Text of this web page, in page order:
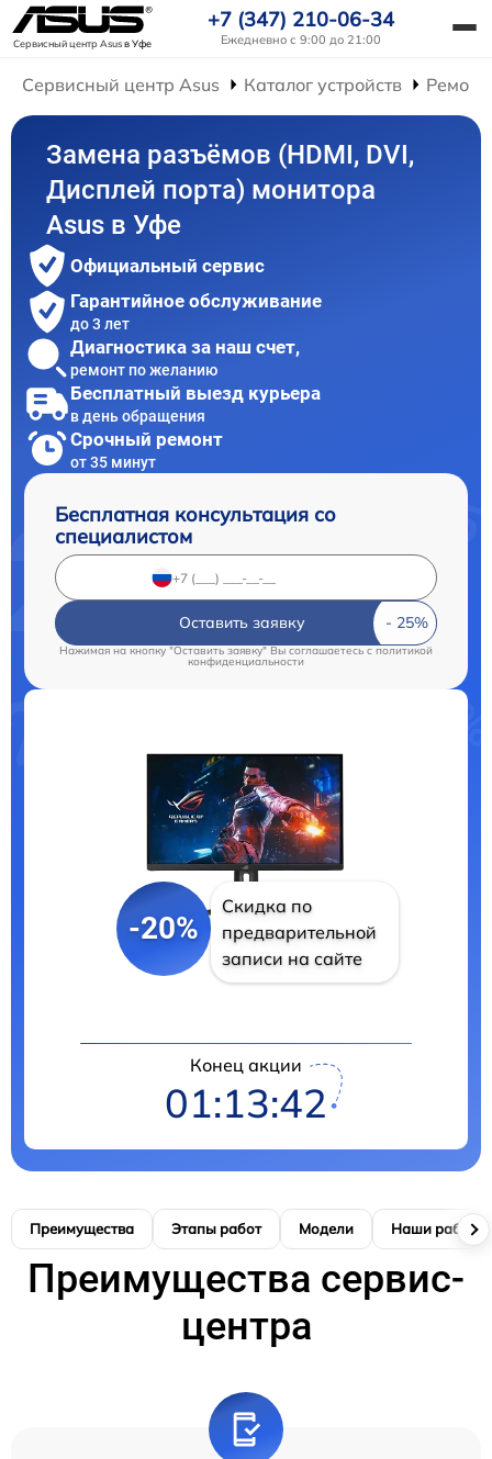
Сервисный центр Asusв Уфе
+7 (347) 210-06-34
Ежедневно с 9:00 до 21:00
Сервисный центр Asus Каталог устройств
Замена разъёмов (HDMI, DVI,
Дисплей порта) монитора
Asus в Уфе
Официальный сервис
Гарантийное обслуживание
до 3 лет
Диагностика за наш счет,
ремонт по желанию
Бесплатный выезд курьера
в день обращения
Срочный ремонт
от 35 минут
Бесплатная консультация со
специалистом
Оставить заявку
Нажимая на кнопку "Оставить заявку" Вы соглашаетесь c политикой
конфиденциальности
-20%
Скидка по
предварительной
записи на сайте
Конец акции
01:13:41
Преимущества Этапы работ Модели Наши работы
Преимущества сервис-
центра